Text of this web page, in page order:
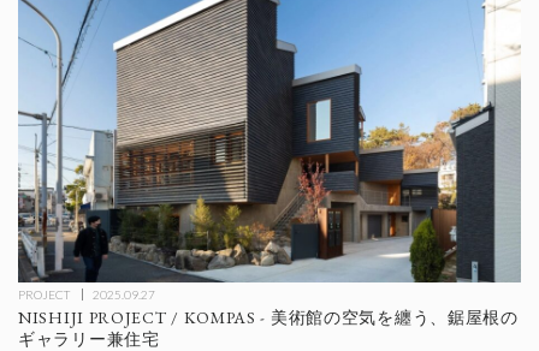
PROJECT 2025.09.27
NISHIJI PROJECT / KOMPAS - 美術館の空気を纏う、鋸屋根の
ギャラリー兼住宅